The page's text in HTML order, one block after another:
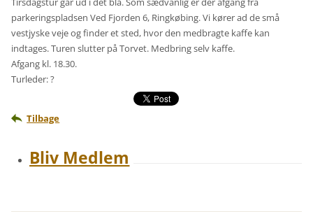
parkeringspladsen Ved Fjorden 6, Ringkøbing. Vi kører ad de små
vestjyske veje og finder et sted, hvor den medbragte kaffe kan
indtages. Turen slutter på Torvet. Medbring selv kaffe.
Afgang kl. 18.30.
Turleder: ?
Tilbage
Bliv Medlem